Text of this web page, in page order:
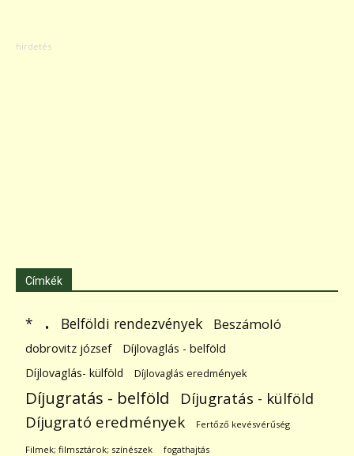
Címkék
* . Belföldi rendezvények Beszámoló
dobrovitz józsef
Díjlovaglás - belföld
Díjlovaglás- külföld
Díjlovaglás eredmények
Díjugratás - belföld Díjugratás - külföld
Díjugrató eredmények Fertőző kevésvérűség
Filmek; filmsztárok; színészek fogathajtás